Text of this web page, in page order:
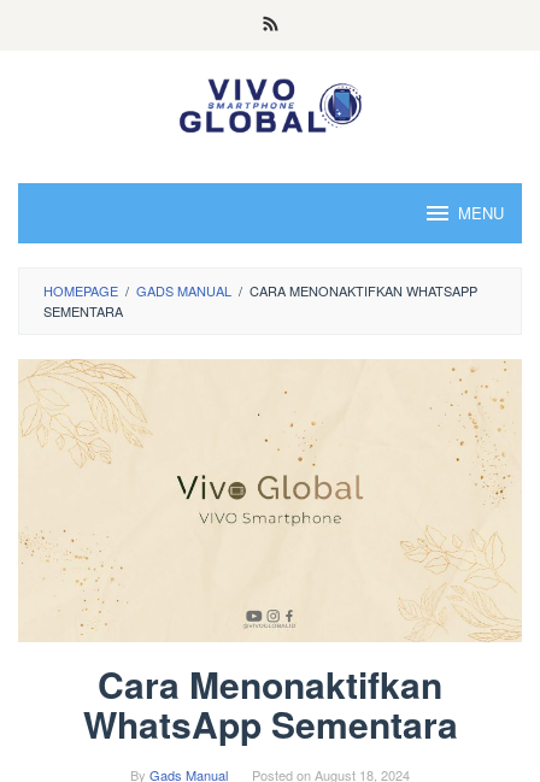
MENU
HOMEPAGE / GADS MANUAL / CARA MENONAKTIFKAN WHATSAPP
SEMENTARA
Cara Menonaktifkan
WhatsApp Sementara
By Gads Manual Posted onAugust 18, 2024